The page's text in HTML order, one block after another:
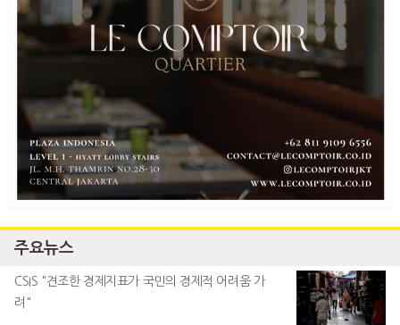
주요뉴스
CSIS "견조한 경제지표가 국민의 경제적 어려움 가
려"